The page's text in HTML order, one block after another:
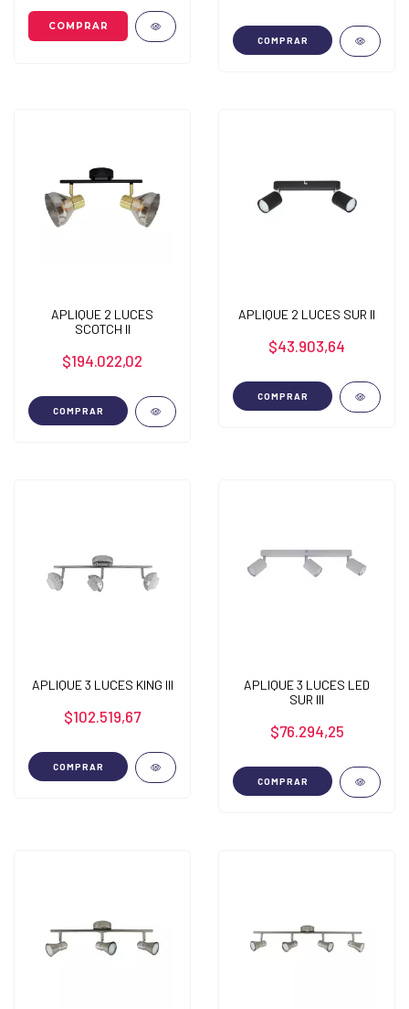
COMPRAR
APLIQUE 2 LUCES
SCOTCH II
$194.022,02
COMPRAR
APLIQUE 2 LUCES SUR II
$43.903,64
COMPRAR
APLIQUE 3 LUCES KING III
$102.519,67
COMPRAR
APLIQUE 3 LUCES LED
SUR III
$76.294,25
COMPRAR